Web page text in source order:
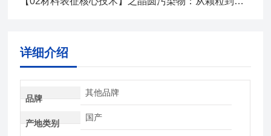
详细介绍
品牌
其他品牌
产地类别
国产